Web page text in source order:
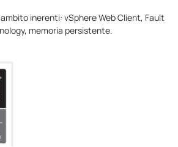
inerenti: vSphere Web Client, Fault
memoria persistente.